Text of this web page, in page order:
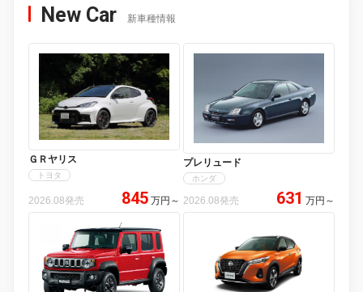
New Car 新車種情報
ＧＲヤリス
トヨタ
2026.08発売 845 万円 ～
プレリュード
ホンダ
2026.08発売 631 万円 ～